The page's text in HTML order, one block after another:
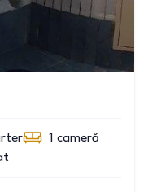
1 cameră